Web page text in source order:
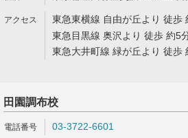
東急東横線 自由が丘より 徒歩
東急目黒線 奥沢より 徒歩 約5
東急大井町線 緑が丘より 徒歩
田園調布校
03-3722-6601